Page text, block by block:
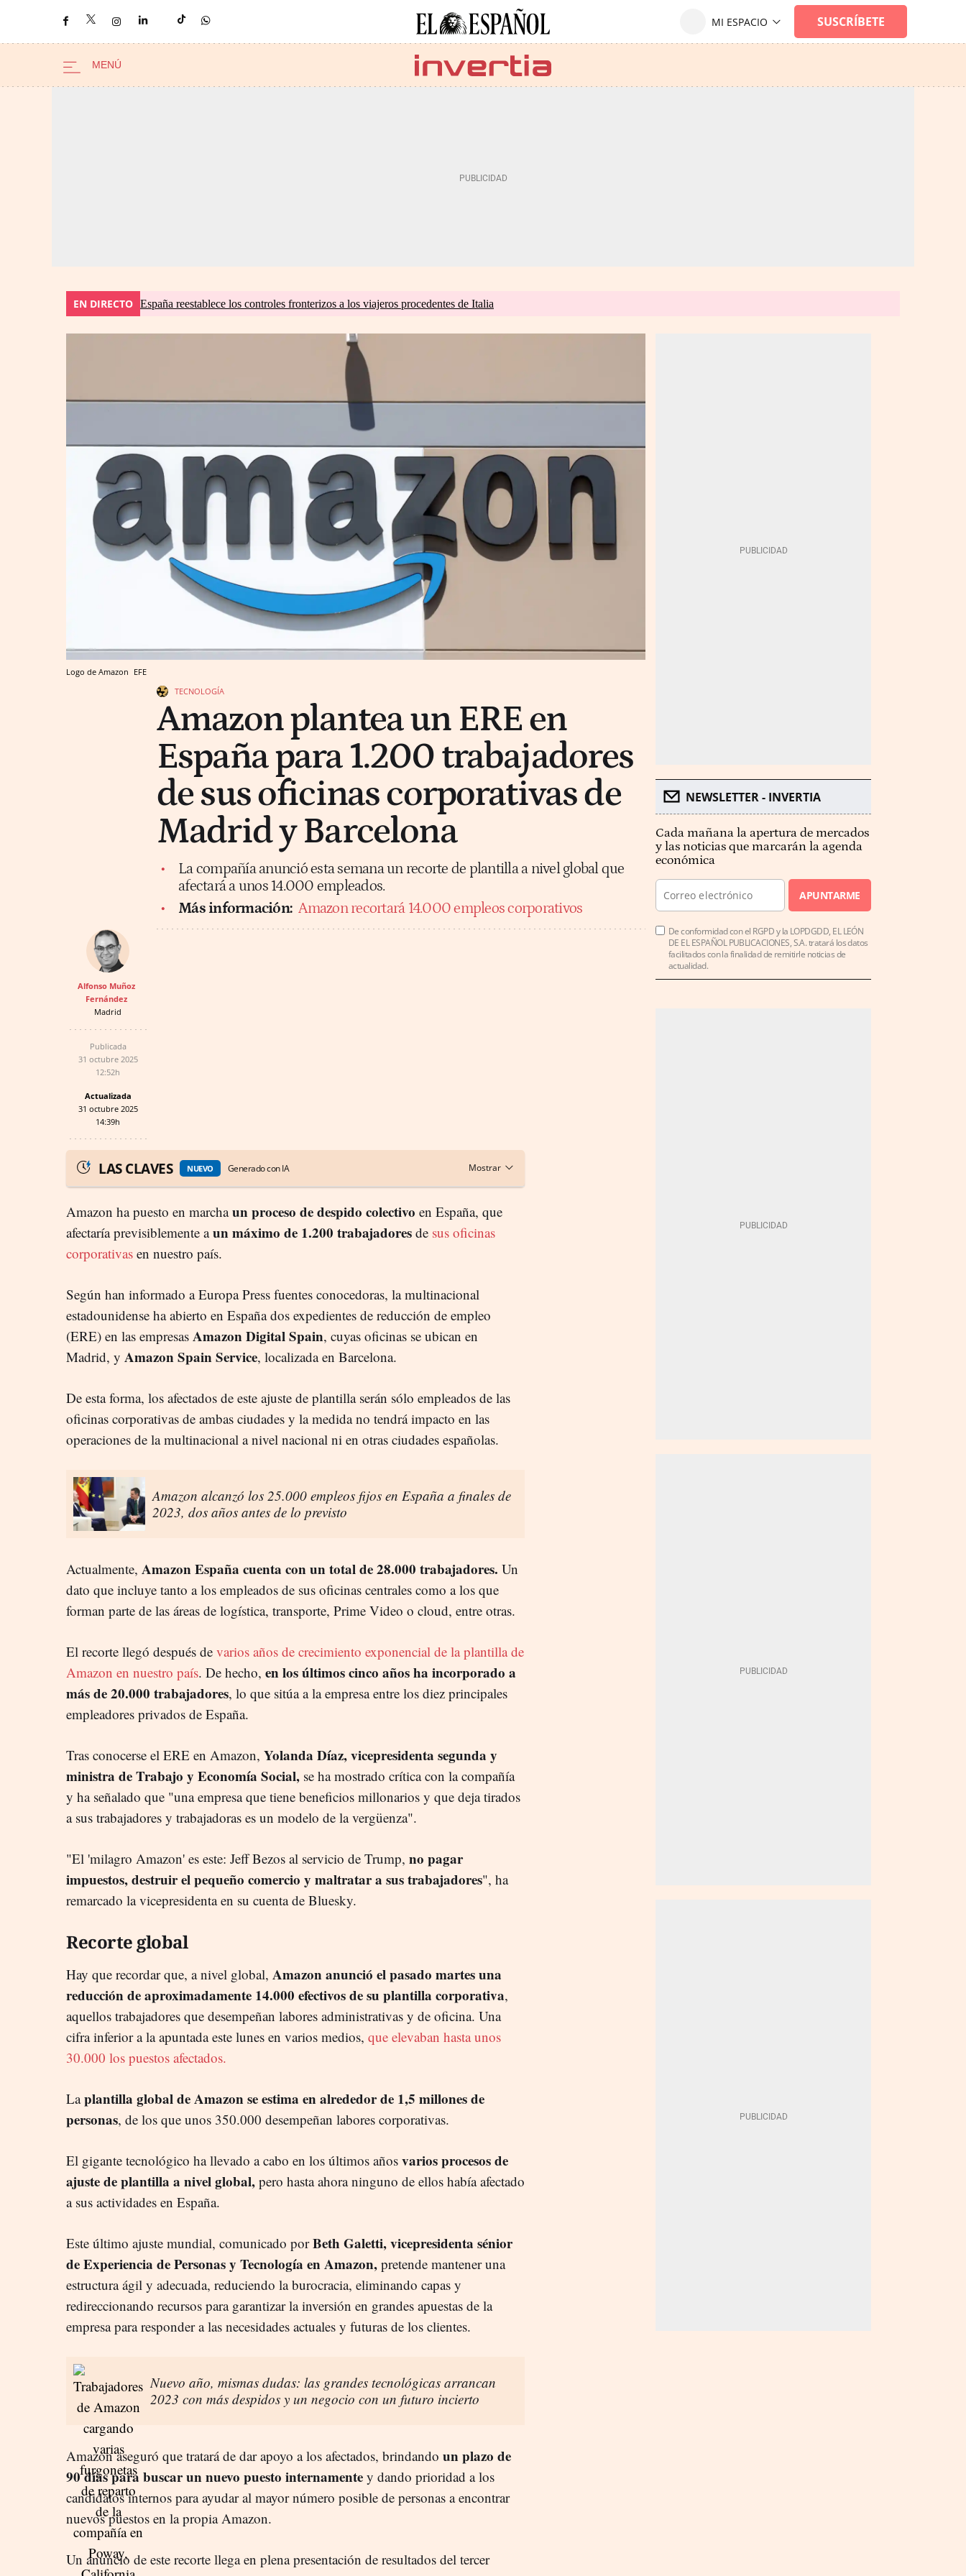
EN DIRECTO España reestablece los controles fronterizos a los viajeros procedentes de Italia
Logo de Amazon EFE
TECNOLOGÍA
Amazon plantea un ERE en
España para 1.200 trabajadores
de sus oficinas corporativas de
Madrid y Barcelona
La compañía anunció esta semana un recorte de plantilla a nivel global que
afectará a unos 14.000 empleados.
Más información: Amazon recortará 14.000 empleos corporativos
Alfonso Muñoz
Fernández
Madrid
Publicada
31 octubre 2025
12:52h
Actualizada
31 octubre 2025
14:39h
LAS CLAVES NUEVO Generado con IA
Amazon ha puesto en marchaun proceso de despido colectivo en España, que
afectaría previsiblemente aun máximo de 1.200 trabajadores de sus oficinas
corporativas en nuestro país.
Según han informado a Europa Press fuentes conocedoras, la multinacional
estadounidense ha abierto en España dos expedientes de reducción de empleo
(ERE) en las empresas Amazon Digital Spain, cuyas oficinas se ubican en
Madrid, y Amazon Spain Service, localizada en Barcelona.
De esta forma, los afectados de este ajuste de plantilla serán sólo empleados de las
oficinas corporativas de ambas ciudades y la medida no tendrá impacto en las
operaciones de la multinacional a nivel nacional ni en otras ciudades españolas.
Amazon alcanzó los 25.000 empleos fijos en España a finales de
2023, dos años antes de lo previsto
Actualmente, Amazon España cuenta con un total de 28.000 trabajadores. Un
dato que incluye tanto a los empleados de sus oficinas centrales como a los que
forman parte de las áreas de logística, transporte, Prime Video o cloud, entre otras.
El recorte llegó después de varios años de crecimiento exponencial de la plantilla de
Amazon en nuestro país. De hecho, en los últimos cinco años ha incorporado a
más de 20.000 trabajadores, lo que sitúa a la empresa entre los diez principales
empleadores privados de España.
Tras conocerse el ERE en Amazon, Yolanda Díaz, vicepresidenta segunda y
ministra de Trabajo y Economía Social, se ha mostrado crítica con la compañía
y ha señalado que "una empresa que tiene beneficios millonarios y que deja tirados
a sus trabajadores y trabajadoras es un modelo de la vergüenza".
"El 'milagro Amazon' es este: Jeff Bezos al servicio de Trump, no pagar
impuestos, destruir el pequeño comercio y maltratar a sus trabajadores", ha
remarcado la vicepresidenta en su cuenta de Bluesky.
Recorte global
Hay que recordar que, a nivel global, Amazon anunció el pasado martes una
reducción de aproximadamente 14.000 efectivos de su plantilla corporativa,
aquellos trabajadores que desempeñan labores administrativas y de oficina. Una
cifra inferior a la apuntada este lunes en varios medios, que elevaban hasta unos
30.000 los puestos afectados.
Laplantilla global de Amazon se estima en alrededor de 1,5 millones de
personas, de los que unos 350.000 desempeñan labores corporativas.
El gigante tecnológico ha llevado a cabo en los últimos años varios procesos de
ajuste de plantilla a nivel global, pero hasta ahora ninguno de ellos había afectado
a sus actividades en España.
Este último ajuste mundial, comunicado porBeth Galetti, vicepresidenta sénior
de Experiencia de Personas y Tecnología en Amazon, pretende mantener una
estructura ágil y adecuada, reduciendo la burocracia, eliminando capas y
redireccionando recursos para garantizar la inversión en grandes apuestas de la
empresa para responder a las necesidades actuales y futuras de los clientes.
Nuevo año, mismas dudas: las grandes tecnológicas arrancan
2023 con más despidos y un negocio con un futuro incierto
Amazon aseguró que tratará de dar apoyo a los afectados, brindando un plazo de
90 días para buscar un nuevo puesto internamente y dando prioridad a los
candidatos internos para ayudar al mayor número posible de personas a encontrar
nuevos puestos en la propia Amazon.
Un anuncio de este recorte llega en plena presentación de resultados del tercer
NEWSLETTER - INVERTIA
Cada mañana la apertura de mercados
y las noticias que marcarán la agenda
económica
APUNTARME
De conformidad con el RGPD y la LOPDGDD, EL LEÓN
DE EL ESPAÑOL PUBLICACIONES, S.A. tratará los datos
facilitados con la finalidad de remitirle noticias de
actualidad.